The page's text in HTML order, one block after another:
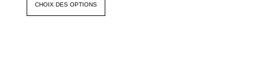
CHOIX DES OPTIONS